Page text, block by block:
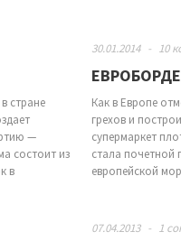
стране
—
состоит из
в
30.01.2014 - 10
Как в Европе
грехов и
супермаркет
стала
европейской
07.04.2013 - 1